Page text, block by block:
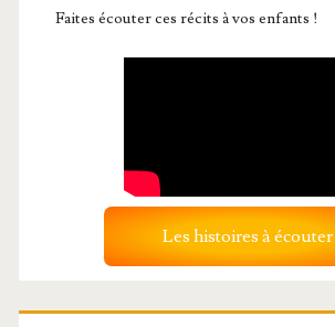
Faites écouter ces récits à vos enfants !
Les histoires à écouter